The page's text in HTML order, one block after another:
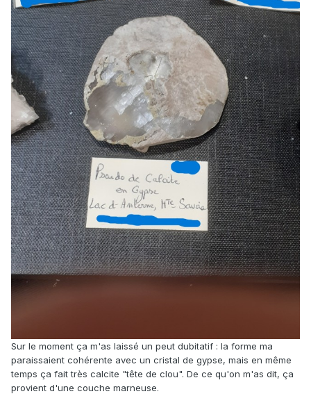
La dérive atlantique vers le Sud aurait alors transporté ces
cristallisations jusque La Tranche.
Sur le moment ça m'as laissé un peut dubitatif : la forme ma
paraissaient cohérente avec un cristal de gypse, mais en même
temps ça fait très calcite "tête de clou". De ce qu'on m'as dit, ça
provient d'une couche marneuse.